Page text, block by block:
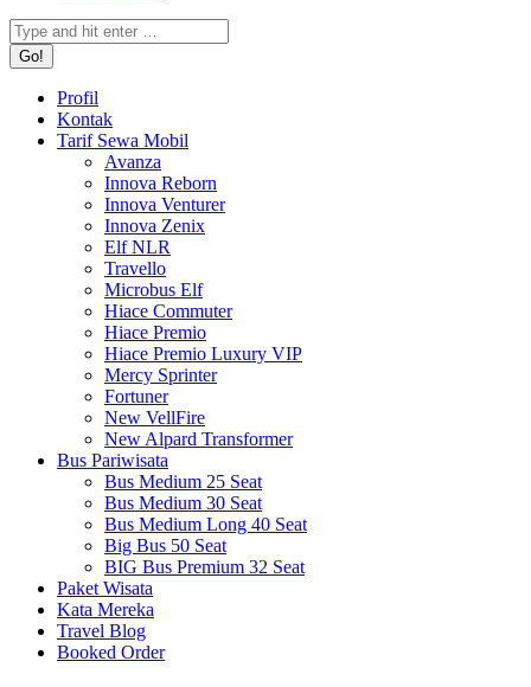
Search:
Profil
Kontak
Tarif Sewa Mobil
Avanza
Innova Reborn
Innova Venturer
Innova Zenix
Elf NLR
Travello
Microbus Elf
Hiace Commuter
Hiace Premio
Hiace Premio Luxury VIP
Mercy Sprinter
Fortuner
New VellFire
New Alpard Transformer
Bus Pariwisata
Bus Medium 25 Seat
Bus Medium 30 Seat
Bus Medium Long 40 Seat
Big Bus 50 Seat
BIG Bus Premium 32 Seat
Paket Wisata
Kata Mereka
Travel Blog
Booked Order